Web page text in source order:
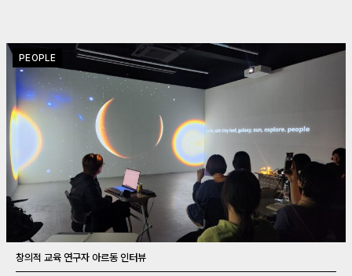
PEOPLE
창의적 교육 연구자 아르동 인터뷰